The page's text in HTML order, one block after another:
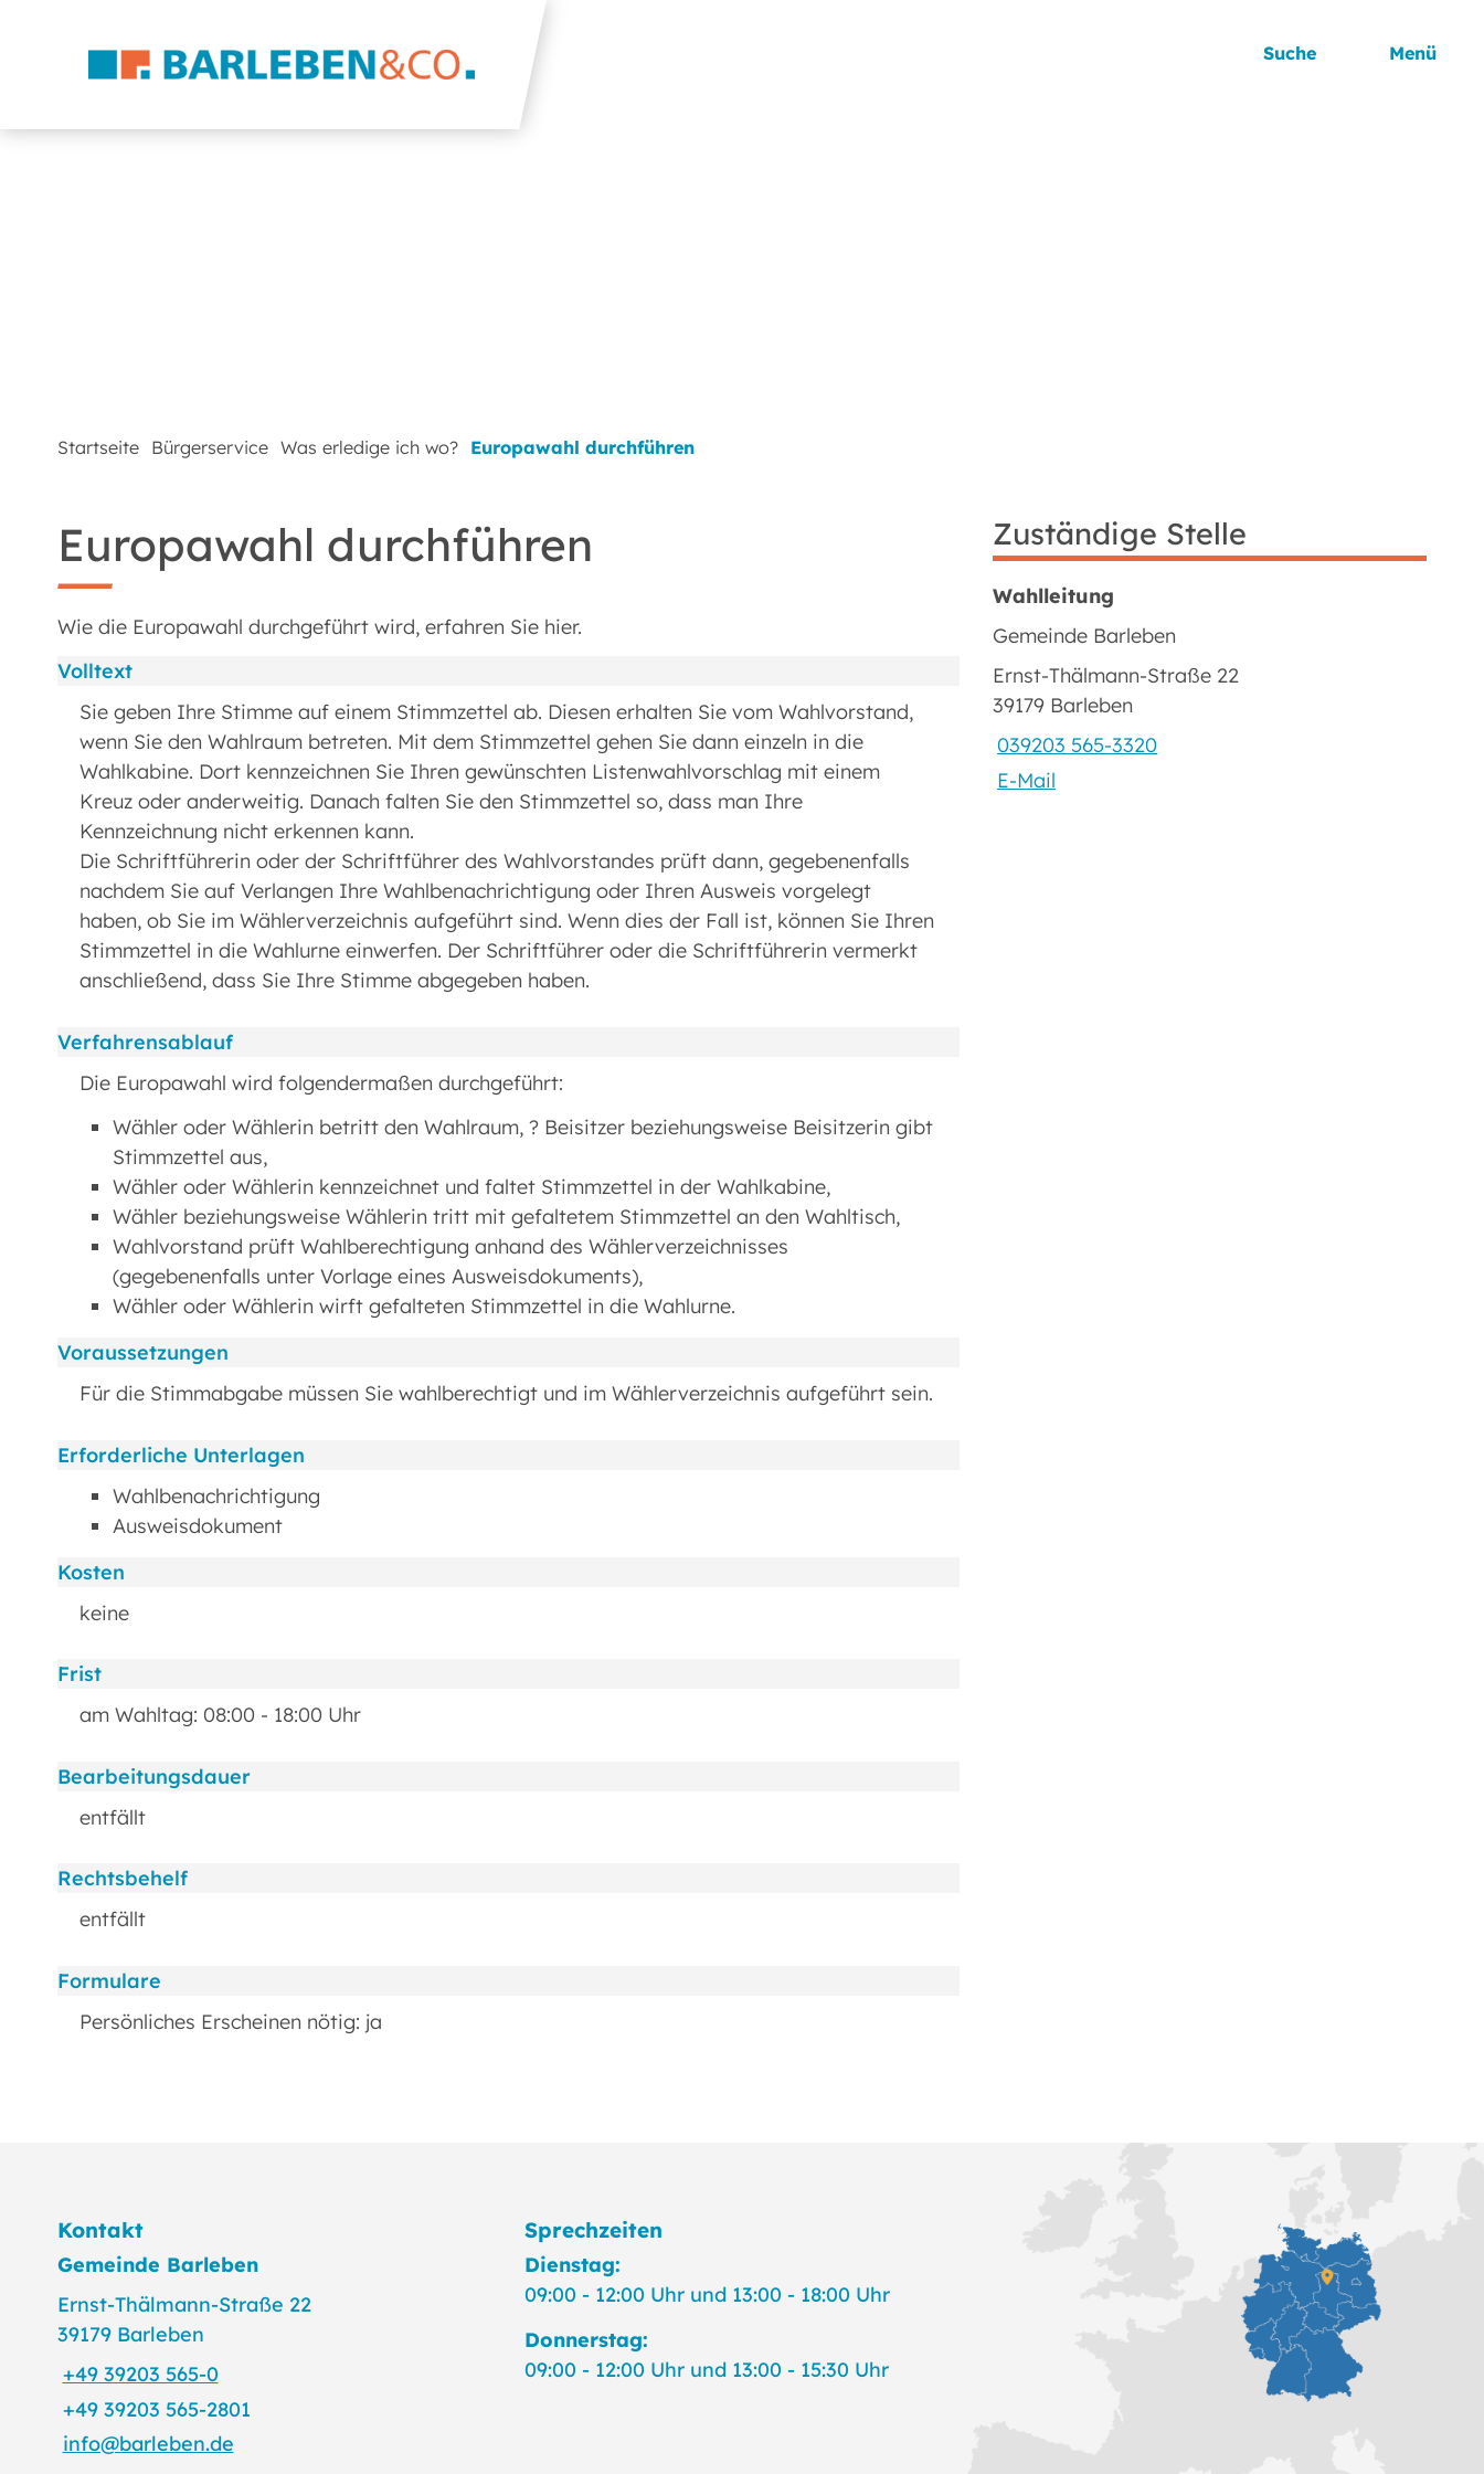
Suche Menü
Startseite Bürgerservice Was erledige ich wo? Europawahl durchführen
Europawahl durchführen
Wie die Europawahl durchgeführt wird, erfahren Sie hier.
Volltext
Sie geben Ihre Stimme auf einem Stimmzettel ab. Diesen erhalten Sie vom Wahlvorstand,
wenn Sie den Wahlraum betreten. Mit dem Stimmzettel gehen Sie dann einzeln in die
Wahlkabine. Dort kennzeichnen Sie Ihren gewünschten Listenwahlvorschlag mit einem
Kreuz oder anderweitig. Danach falten Sie den Stimmzettel so, dass man Ihre
Kennzeichnung nicht erkennen kann.
Die Schriftführerin oder der Schriftführer des Wahlvorstandes prüft dann, gegebenenfalls
nachdem Sie auf Verlangen Ihre Wahlbenachrichtigung oder Ihren Ausweis vorgelegt
haben, ob Sie im Wählerverzeichnis aufgeführt sind. Wenn dies der Fall ist, können Sie Ihren
Stimmzettel in die Wahlurne einwerfen. Der Schriftführer oder die Schriftführerin vermerkt
anschließend, dass Sie Ihre Stimme abgegeben haben.
Verfahrensablauf
Die Europawahl wird folgendermaßen durchgeführt:
Wähler oder Wählerin betritt den Wahlraum, ? Beisitzer beziehungsweise Beisitzerin gibt
Stimmzettel aus,
Wähler oder Wählerin kennzeichnet und faltet Stimmzettel in der Wahlkabine,
Wähler beziehungsweise Wählerin tritt mit gefaltetem Stimmzettel an den Wahltisch,
Wahlvorstand prüft Wahlberechtigung anhand des Wählerverzeichnisses
(gegebenenfalls unter Vorlage eines Ausweisdokuments),
Wähler oder Wählerin wirft gefalteten Stimmzettel in die Wahlurne.
Voraussetzungen
Für die Stimmabgabe müssen Sie wahlberechtigt und im Wählerverzeichnis aufgeführt sein.
Erforderliche Unterlagen
Wahlbenachrichtigung
Ausweisdokument
Kosten
keine
Frist
am Wahltag: 08:00 - 18:00 Uhr
Bearbeitungsdauer
entfällt
Rechtsbehelf
entfällt
Formulare
Persönliches Erscheinen nötig: ja
Zuständige Stelle
Wahlleitung
Gemeinde Barleben
Ernst-Thälmann-Straße 22
39179 Barleben
039203 565-3320
E-Mail
Kontakt
Gemeinde Barleben
Ernst-Thälmann-Straße 22
39179 Barleben
+49 39203 565-0
+49 39203 565-2801
info@barleben.de
Sprechzeiten
Dienstag:
09:00 - 12:00 Uhr und 13:00 - 18:00 Uhr
Donnerstag:
09:00 - 12:00 Uhr und 13:00 - 15:30 Uhr